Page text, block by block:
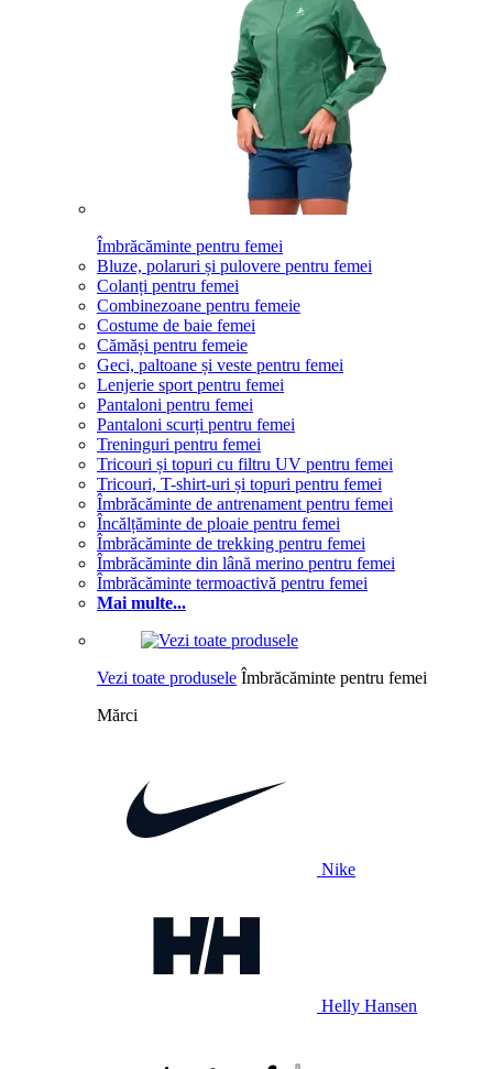
Îmbrăcăminte pentru femei
Bluze, polaruri și pulovere pentru femei
Colanți pentru femei
Combinezoane pentru femeie
Costume de baie femei
Cămăși pentru femeie
Geci, paltoane și veste pentru femei
Lenjerie sport pentru femei
Pantaloni pentru femei
Pantaloni scurți pentru femei
Treninguri pentru femei
Tricouri și topuri cu filtru UV pentru femei
Tricouri, T-shirt-uri și topuri pentru femei
Îmbrăcăminte de antrenament pentru femei
Încălțăminte de ploaie pentru femei
Îmbrăcăminte de trekking pentru femei
Îmbrăcăminte din lână merino pentru femei
Îmbrăcăminte termoactivă pentru femei
Mai multe...
Vezi toate produsele Îmbrăcăminte pentru femei
Mărci
Nike
Helly Hansen